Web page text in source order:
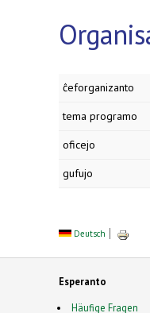
ĉeforganizanto
tema programo
oficejo
gufujo
Deutsch
Esperanto
Häufige Fragen